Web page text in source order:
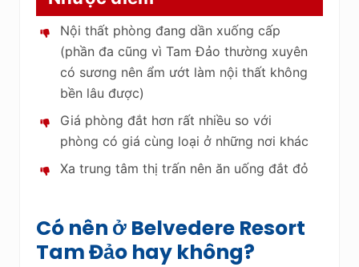
Nội thất phòng đang dần xuống cấp
(phần đa cũng vì Tam Đảo thường xuyên
có sương nên ẩm ướt làm nội thất không
bền lâu được)
Giá phòng đắt hơn rất nhiều so với
phòng có giá cùng loại ở những nơi khác
Xa trung tâm thị trấn nên ăn uống đắt đỏ
Có nên ở Belvedere Resort
Tam Đảo hay không?